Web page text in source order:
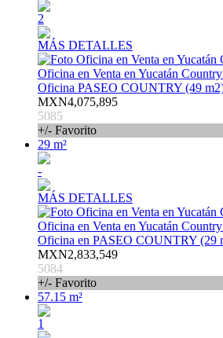
2
MÁS DETALLES
Oficina en Venta en Yucatán
Oficina PASEO COUNTRY (49
MXN4,075,895
5085
+/- Favorito
29 m²
-
MÁS DETALLES
Oficina en Venta en Yucatán
Oficina en PASEO COUNTRY (29
MXN2,833,549
5084
+/- Favorito
57.15 m²
1